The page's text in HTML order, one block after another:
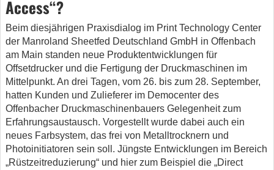
Access“?
Beim diesjährigen Praxisdialog im Print Technology Center
der Manroland Sheetfed Deutschland GmbH in Offenbach
am Main standen neue Produktentwicklungen für
Offsetdrucker und die Fertigung der Druckmaschinen im
Mittelpunkt. An drei Tagen, vom 26. bis zum 28. September,
hatten Kunden und Zulieferer im Democenter des
Offenbacher Druckmaschinenbauers Gelegenheit zum
Erfahrungsaustausch. Vorgestellt wurde dabei auch ein
neues Farbsystem, das frei von Metalltrocknern und
Photoinitiatoren sein soll. Jüngste Entwicklungen im Bereich
„Rüstzeitreduzierung“ und hier zum Beispiel die „Direct